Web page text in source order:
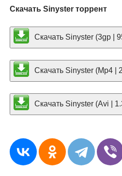
Скачать Sinyster торрент
Скачать Sinyster (3gp |
Скачать Sinyster (Mp4 |
Скачать Sinyster (Avi |